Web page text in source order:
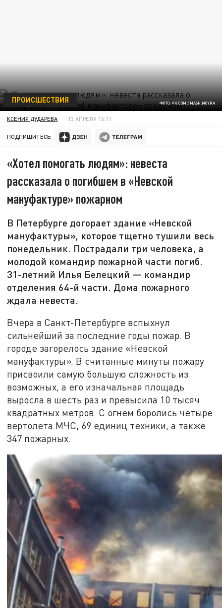
ФОТО: VK.COM / MASH.MOYKA
ПРОИСШЕСТВИЯ
КСЕНИЯ ДУДАРЕВА 13 АПРЕЛЯ 16:11
ПОДПИШИТЕСЬ:
«Хотел помогать людям»: невеста
рассказала о погибшем в «Невской
мануфактуре» пожарном
В Петербурге догорает здание «Невской
мануфактуры», которое тщетно тушили весь
понедельник. Пострадали три человека, а
молодой командир пожарной части погиб.
31-летний Илья Белецкий — командир
отделения 64-й части. Дома пожарного
ждала невеста.
Вчера в Санкт-Петербурге вспыхнул
сильнейший за последние годы пожар. В
городе загорелось здание «Невской
мануфактуры». В считанные минуты пожару
присвоили самую большую сложность из
возможных, а его изначальная площадь
выросла в шесть раз и превысила 10 тысяч
квадратных метров. С огнем боролись четыре
вертолета МЧС, 69 единиц техники, а также
347 пожарных.